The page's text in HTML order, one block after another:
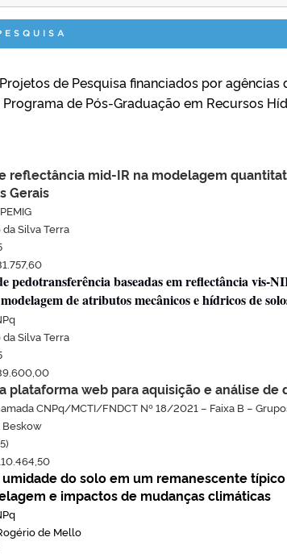
de Pesquisa financiados por
de Pós-Graduação em Recursos
reflectância mid-IR na modelagem
Gerais
Silva Terra
pedotransferência baseadas em reflectância vis-
de atributos mecânicos e hídricos de
Silva Terra
plataforma web para aquisição e análise de
CNPq/MCTI/FNDCT Nº 18/2021 – Faixa B –
do solo em um remanescente
e impactos de mudanças climáticas
de Mello